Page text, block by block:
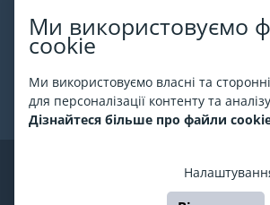
Ми використовуємо
cookie
Ми використовуємо власні та
для персоналізації контенту та
Дізнайтеся більше про файли
Про ESPORT
На ESPORT.in.ua представлена афіша
України. Всі квитки продаються
безпосередньо з